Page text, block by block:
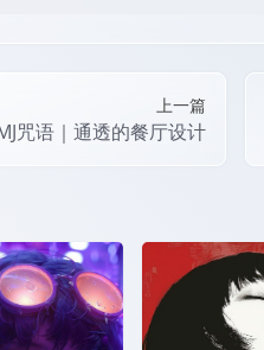
上一篇
咒语｜通透的餐厅设计